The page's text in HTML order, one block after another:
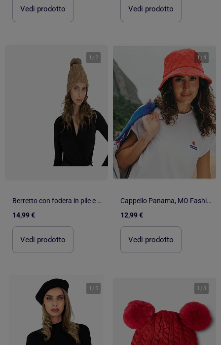
Vedi prodotto Vedi prodotto
1 / 2
Berretto con fodera in pile e pompon Kebello
14,99 €
Vedi prodotto
1/4
Cappello Panama, MO Fashion
12,99 €
Vedi prodotto
1 / 5 1 / 3